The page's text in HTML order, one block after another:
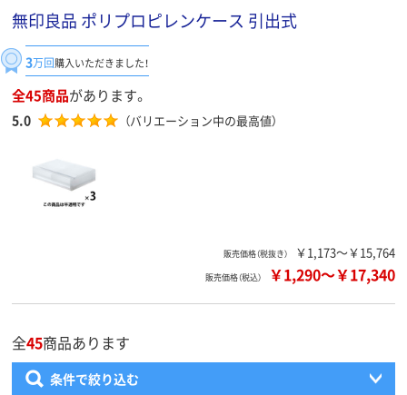
無印良品 ポリプロピレンケース 引出式
3万回購入いただきました！
全45商品があります。
5.0 （バリエーション中の最高値）
販売価格（税抜き） ￥1,173～￥15,764
販売価格（税込） ￥1,290～￥17,340
全45商品あります
条件で絞り込む